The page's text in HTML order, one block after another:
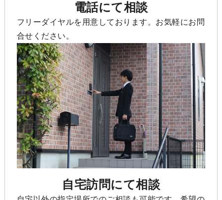
電話にて相談
フリーダイヤルを用意しております。お気軽にお問
合せください。
自宅訪問にて相談